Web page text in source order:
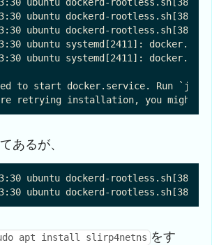
ubuntu dockerd-
ubuntu dockerd-
ubuntu systemd[2411]:
ubuntu systemd[2411]:
to start docker.service. Run
あるが、
ubuntu dockerd-
apt install slirp4netns をす